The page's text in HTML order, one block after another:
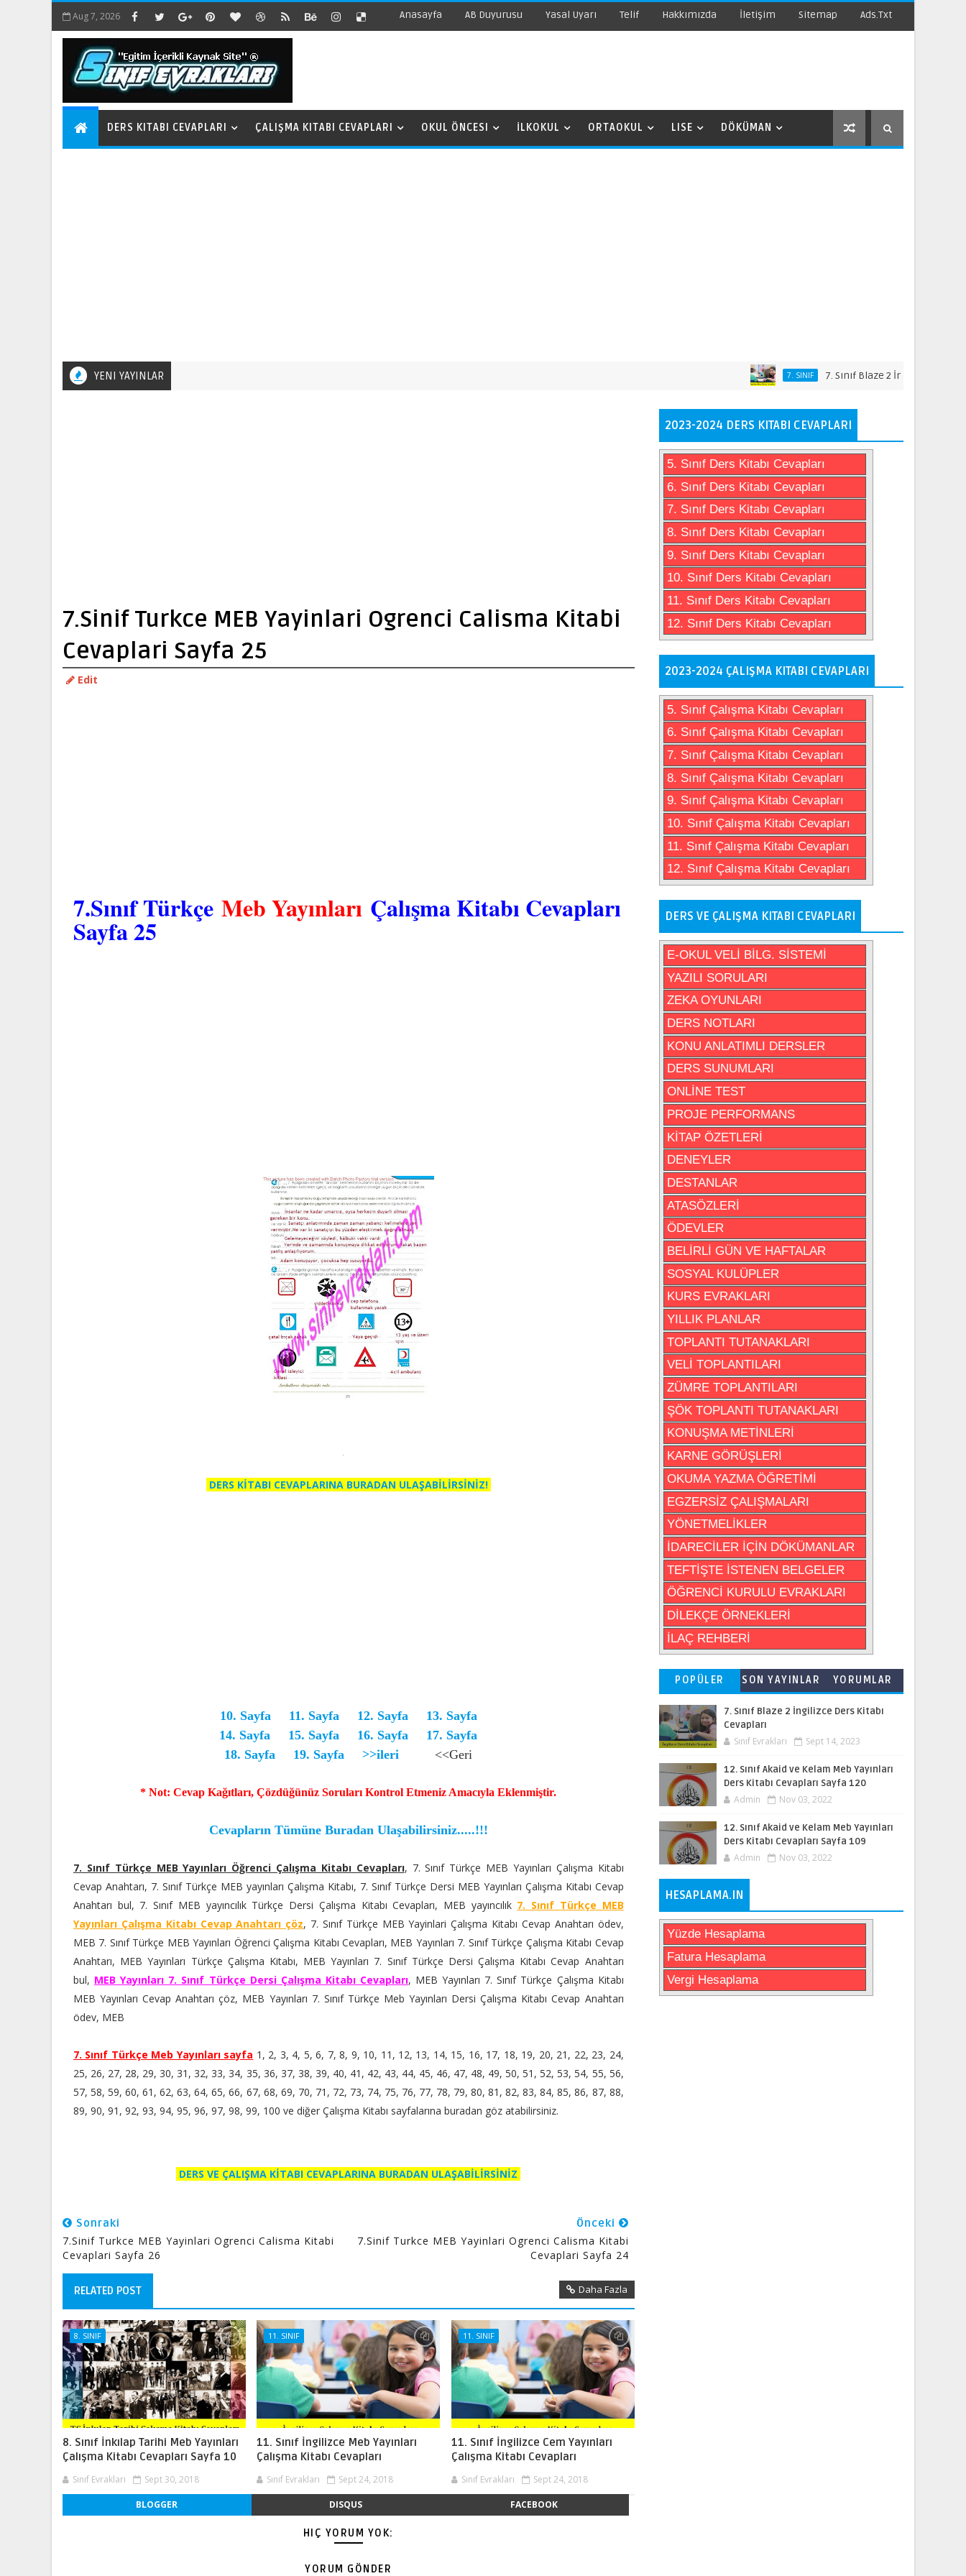
Aug 7, 2026 Anasayfa AB Duyurusu Yasal Uyarı Telif Hakkımızda İletişim Sitemap Ads.txt
DERS KITABI CEVAPLARI ÇALIŞMA KITABI CEVAPLARI OKUL ÖNCESI İLKOKUL ORTAOKUL LISE DÖKÜMAN
YENI YAYINLAR 7. SINIF 7. Sınıf Blaze 2 İngilizce Ders Kitabı
7.Sinif Turkce MEB Yayinlari Ogrenci Calisma Kitabi
Cevaplari Sayfa 25
Edit
7.Sınıf Türkçe Meb Yayınları Çalışma Kitabı Cevapları
Sayfa 25
DERS KİTABI CEVAPLARINA BURADAN ULAŞABİLİRSİNİZ!
10. Sayfa 11. Sayfa 12. Sayfa
13. Sayfa
14. Sayfa
15. Sayfa 16. Sayfa
17. Sayfa
18. Sayfa
19. Sayfa >>ileri <<Geri
* Not: Cevap Kağıtları, Çözdüğünüz Soruları Kontrol Etmeniz Amacıyla Eklenmiştir.
Cevapların Tümüne Buradan Ulaşabilirsiniz.....!!!
7. Sınıf Türkçe MEB Yayınları Öğrenci Çalışma Kitabı Cevapları, 7. Sınıf Türkçe MEB Yayınları Çalışma Kitabı
Cevap Anahtarı, 7. Sınıf Türkçe MEB yayınları Çalışma Kitabı, 7. Sınıf Türkçe Dersi MEB Yayınları Çalışma Kitabı Cevap
Anahtarı bul, 7. Sınıf MEB yayıncılık Türkçe Dersi Çalışma Kitabı Cevapları, MEB yayıncılık 7. Sınıf Türkçe MEB
Yayınları Çalışma Kitabı Cevap Anahtarı çöz, 7. Sınıf Türkçe MEB Yayinlari Çalışma Kitabı Cevap Anahtarı ödev,
MEB 7. Sınıf Türkçe MEB Yayınları Öğrenci Çalışma Kitabı Cevapları, MEB Yayınları 7. Sınıf Türkçe Çalışma Kitabı Cevap
Anahtarı, MEB Yayınları Türkçe Çalışma Kitabı, MEB Yayınları 7. Sınıf Türkçe Dersi Çalışma Kitabı Cevap Anahtarı
bul, MEB Yayınları 7. Sınıf Türkçe Dersi Çalışma Kitabı Cevapları, MEB Yayınları 7. Sınıf Türkçe Çalışma Kitabı
MEB Yayınları Cevap Anahtarı çöz, MEB Yayınları 7. Sınıf Türkçe Meb Yayınları Dersi Çalışma Kitabı Cevap Anahtarı
ödev, MEB
7. Sınıf Türkçe Meb Yayınları sayfa 1, 2, 3, 4, 5, 6, 7, 8, 9, 10, 11, 12, 13, 14, 15, 16, 17, 18, 19, 20, 21, 22, 23, 24,
25, 26, 27, 28, 29, 30, 31, 32, 33, 34, 35, 36, 37, 38, 39, 40, 41, 42, 43, 44, 45, 46, 47, 48, 49, 50, 51, 52, 53, 54, 55, 56,
57, 58, 59, 60, 61, 62, 63, 64, 65, 66, 67, 68, 69, 70, 71, 72, 73, 74, 75, 76, 77, 78, 79, 80, 81, 82, 83, 84, 85, 86, 87, 88,
89, 90, 91, 92, 93, 94, 95, 96, 97, 98, 99, 100 ve diğer Çalışma Kitabı sayfalarına buradan göz atabilirsiniz.
DERS VE ÇALIŞMA KİTABI CEVAPLARINA BURADAN ULAŞABİLİRSİNİZ
Sonraki
7.Sinif Turkce MEB Yayinlari Ogrenci Calisma Kitabi
Cevaplari Sayfa 26
Önceki
7.Sinif Turkce MEB Yayinlari Ogrenci Calisma Kitabi
Cevaplari Sayfa 24
RELATED POST Daha Fazla
8. SINIF
8. Sınıf İnkılap Tarihi Meb Yayınları
Çalışma Kitabı Cevapları Sayfa 10
Sınıf Evrakları Sept 30, 2018
11. SINIF
11. Sınıf İngilizce Meb Yayınları
Çalışma Kitabı Cevapları
Sınıf Evrakları Sept 24, 2018
11. SINIF
11. Sınıf İngilizce Cem Yayınları
Çalışma Kitabı Cevapları
Sınıf Evrakları Sept 24, 2018
BLOGGER DISQUS FACEBOOK
HIÇ YORUM YOK:
YORUM GÖNDER
2023-2024 DERS KITABI CEVAPLARI
5. Sınıf Ders Kitabı Cevapları
6. Sınıf Ders Kitabı Cevapları
7. Sınıf Ders Kitabı Cevapları
8. Sınıf Ders Kitabı Cevapları
9. Sınıf Ders Kitabı Cevapları
10. Sınıf Ders Kitabı Cevapları
11. Sınıf Ders Kitabı Cevapları
12. Sınıf Ders Kitabı Cevapları
2023-2024 ÇALIŞMA KITABI CEVAPLARI
5. Sınıf Çalışma Kitabı Cevapları
6. Sınıf Çalışma Kitabı Cevapları
7. Sınıf Çalışma Kitabı Cevapları
8. Sınıf Çalışma Kitabı Cevapları
9. Sınıf Çalışma Kitabı Cevapları
10. Sınıf Çalışma Kitabı Cevapları
11. Sınıf Çalışma Kitabı Cevapları
12. Sınıf Çalışma Kitabı Cevapları
DERS VE ÇALIŞMA KITABI CEVAPLARI
E-OKUL VELİ BİLG. SİSTEMİ
YAZILI SORULARI
ZEKA OYUNLARI
DERS NOTLARI
KONU ANLATIMLI DERSLER
DERS SUNUMLARI
ONLİNE TEST
PROJE PERFORMANS
KİTAP ÖZETLERİ
DENEYLER
DESTANLAR
ATASÖZLERİ
ÖDEVLER
BELİRLİ GÜN VE HAFTALAR
SOSYAL KULÜPLER
KURS EVRAKLARI
YILLIK PLANLAR
TOPLANTI TUTANAKLARI
VELİ TOPLANTILARI
ZÜMRE TOPLANTILARI
ŞÖK TOPLANTI TUTANAKLARI
KONUŞMA METİNLERİ
KARNE GÖRÜŞLERİ
OKUMA YAZMA ÖĞRETİMİ
EGZERSİZ ÇALIŞMALARI
YÖNETMELİKLER
İDARECİLER İÇİN DÖKÜMANLAR
TEFTİŞTE İSTENEN BELGELER
ÖĞRENCİ KURULU EVRAKLARI
DİLEKÇE ÖRNEKLERİ
İLAÇ REHBERİ
POPÜLER SON YAYINLAR YORUMLAR
7. Sınıf Blaze 2 İngilizce Ders Kitabı
Cevapları
Sınıf Evrakları Sept 14, 2023
12. Sınıf Akaid ve Kelam Meb Yayınları
Ders Kitabı Cevapları Sayfa 120
Admin Nov 03, 2022
12. Sınıf Akaid ve Kelam Meb Yayınları
Ders Kitabı Cevapları Sayfa 109
Admin Nov 03, 2022
HESAPLAMA.IN
Yüzde Hesaplama
Fatura Hesaplama
Vergi Hesaplama